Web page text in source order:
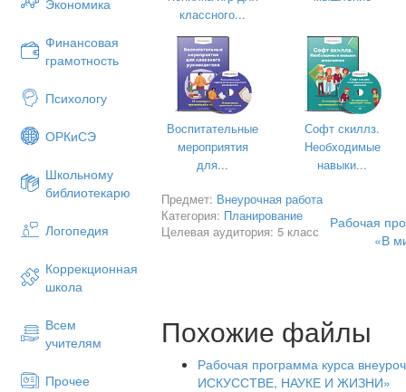
Экономика
Финансовая
грамотность
Психологу
ОРКиСЭ
Школьному
библиотекарю
Логопедия
Коррекционная
школа
Всем
учителям
Прочее
изменения по количеству часов,
раздела.
Формы внеурочной
соответствии с данной программой
практика и проектирование;
конкурс; WEB квест; пленэр; онлайн-
Материал программы
учебными предметами, как
Сроки освоения примерной
Всего: 5 класс — 17 ч., 6 класс — 17 ч.
классного...
Воспитательные
мероприятия
для...
Софт скиллз.
Необходимые
навыки...
Предмет: Внеурочная работа
Категория: Планирование
Целевая аудитория: 5 класс
Рабочая
«В
Похожие файлы
Рабочая программа курса
ИСКУССТВЕ, НАУКЕ И ЖИЗНИ»